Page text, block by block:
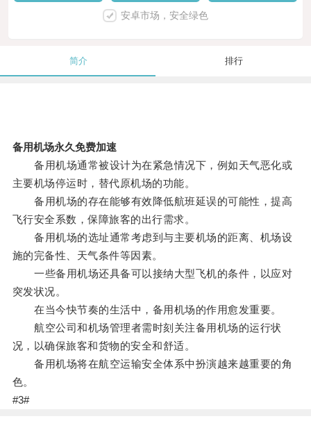
安卓市场，安全绿色
简介 排行
备用机场永久免费加速
备用机场通常被设计为在紧急情况下，例如天气恶化或
主要机场停运时，替代原机场的功能。
备用机场的存在能够有效降低航班延误的可能性，提高
飞行安全系数，保障旅客的出行需求。
备用机场的选址通常考虑到与主要机场的距离、机场设
施的完备性、天气条件等因素。
一些备用机场还具备可以接纳大型飞机的条件，以应对
突发状况。
在当今快节奏的生活中，备用机场的作用愈发重要。
航空公司和机场管理者需时刻关注备用机场的运行状
况，以确保旅客和货物的安全和舒适。
备用机场将在航空运输安全体系中扮演越来越重要的角
色。
#3#